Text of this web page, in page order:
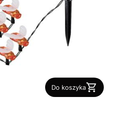
Do koszyka